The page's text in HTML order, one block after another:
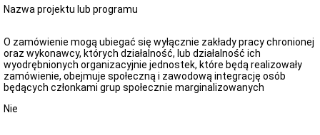
Udostępnianie
KARIERA
Postępowania
konkursowe
o
świadczeń
Nazwa projektu lub programu
O zamówienie mogą ubiegać się wyłącznie zakłady pracy chronionej
oraz wykonawcy, których działalność, lub działalność ich
wyodrębnionych organizacyjnie jednostek, które będą realizowały
zamówienie, obejmuje społeczną i zawodową integrację osób
będących członkami grup społecznie marginalizowanych
Nie